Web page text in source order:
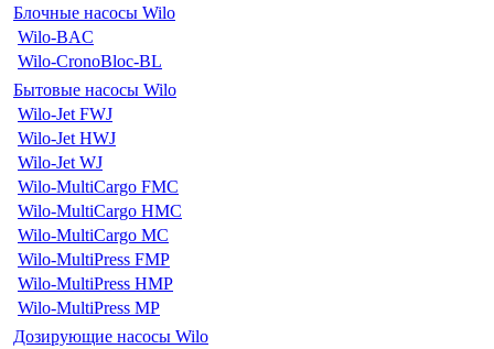
Блочные насосы Wilo
Wilo-BAC
Wilo-CronoBloc-BL
Бытовые насосы Wilo
Wilo-Jet FWJ
Wilo-Jet HWJ
Wilo-Jet WJ
Wilo-MultiCargo FMC
Wilo-MultiCargo HMC
Wilo-MultiCargo MC
Wilo-MultiPress FMP
Wilo-MultiPress HMP
Wilo-MultiPress MP
Дозирующие насосы Wilo